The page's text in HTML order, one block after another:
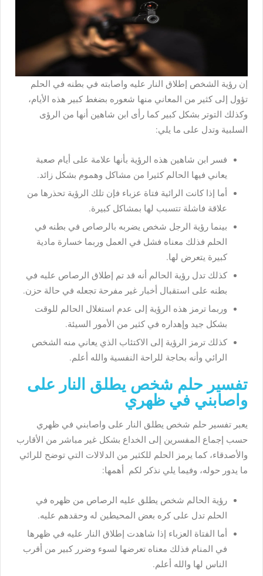
إن رؤية الشخص إطلاق النار عليه واصابته في بطنه في الحلم
تؤول إلى كثير من المعاني منها شعوره بضغط كبير هذه الأيام،
وكذلك التوتر بشكل كبير كما رأى ابن شاهين أنها من الرؤى
السلبية وتدل على ما يلي:
فسر ابن شاهين هذه الرؤية بأنها علامة على أيام صعبة
يعاني فيها الحالم كثيرا من مشاكل وهموم بشكل زائد.
أما إذا كانت الرائية فتاة عزباء فإن تلك الرؤية تحذرها من
علاقة فاشلة تتسبب لها بمشاكل كبيرة.
بينما رؤية الرجل شخص يضربه بالرصاص في بطنه في
الحلم فذلك معناه فشل في العمل وربما خسارة مادية
كبيرة يتعرض لها.
كذلك تدل رؤية الحالم أنه قد تم إطلاق الرصاص عليه في
بطنه على استقبال أخبار غير مفرحة تجعله في حالة حزن.
وربما ترمز هذه الرؤية إلى عدم استغلال الحالم للوقت
بشكل جيد وإهداره في كثير من الأمور السيئة.
كذلك ترمز الرؤية إلى الاكتئاب الذي يعاني منه الشخص
الرائي وأنه بحاجة للراحة النفسية والله أعلم.
تفسير حلم شخص يطلق النار على
واصابني في ظهري
يعبر تفسير حلم شخص يطلق النار على واصابني في ظهري
حسب إجماع المفسرين إلى الخداع بشكل غير مباشر من الأقارب
والأصدقاء، كما يرمز الحلم للكثير من الدلالات التي توضح للرائي
ما يدور حوله، وفيما يلي نذكر لكم أهمها:
رؤية الحالم شخص يطلق عليه الرصاص من ظهره في
الحلم تدل على كره بعض المحيطين له وحقدهم عليه.
أما الفتاة العزباء إذا شاهدت إطلاق النار عليه في ظهرها
في المنام فذلك معناه تعرضها لسوء وضرر كبير من أقرب
الناس لها والله أعلم.